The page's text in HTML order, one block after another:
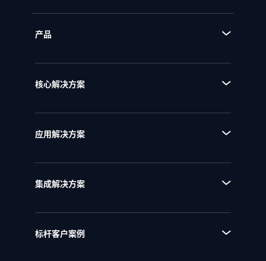
产品
■ BPI流程挖掘分析平台
■ BPE流程引擎
核心解决方案
■ 流程资产管理
■ 流程运行和自动化
应用解决方案
■ IPD研发项目管理
■ RSM法规标准管理
集成解决方案
■ SAP流程集成
标杆客户案例